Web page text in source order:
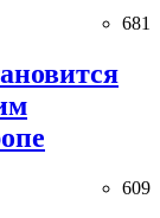
681
609